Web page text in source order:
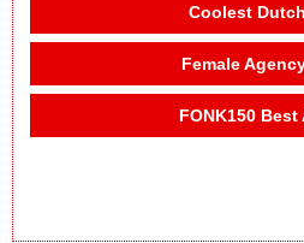
Coolest
Female
FONK150